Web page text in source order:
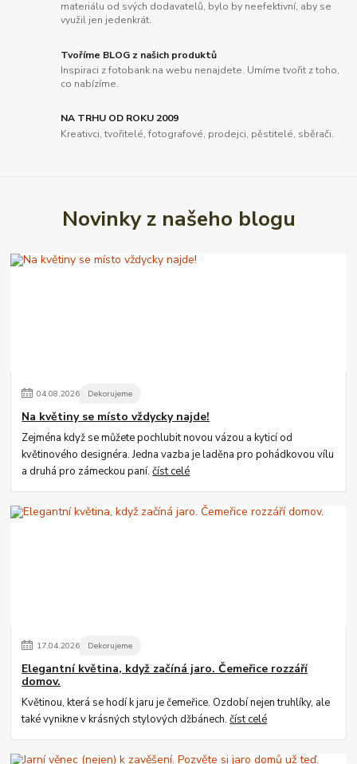
materiálu od svých dodavatelů, bylo by neefektivní, aby se
využil jen jedenkrát.
Tvoříme BLOG z našich produktů
Inspiraci z fotobank na webu nenajdete. Umíme tvořit z toho,
co nabízíme.
NA TRHU OD ROKU 2009
Kreativci, tvořitelé, fotografové, prodejci, pěstitelé, sběrači.
Novinky z našeho blogu
04.08.2026 Dekorujeme
Na květiny se místo vždycky najde!
Zejména když se můžete pochlubit novou vázou a kyticí od
květinového designéra. Jedna vazba je laděna pro pohádkovou vílu
a druhá pro zámeckou paní.číst celé
17.04.2026 Dekorujeme
Elegantní květina, když začíná jaro. Čemeřice rozzáří
domov.
Květinou, která se hodí k jaru je čemeřice. Ozdobí nejen truhlíky, ale
také vynikne v krásných stylových džbánech.číst celé